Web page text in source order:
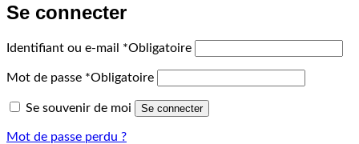
Se connecter
Identifiant ou e-mail *Obligatoire
Mot de passe *Obligatoire
Se souvenir de moi Se connecter
Mot de passe perdu ?